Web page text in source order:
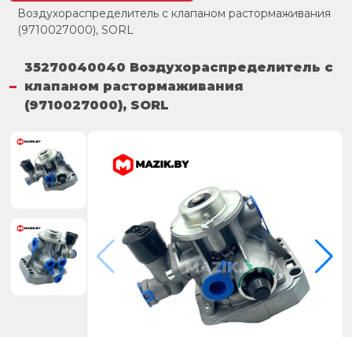
Воздухораспределитель с клапаном растормаживания
(9710027000), SORL
35270040040 Воздухораспределитель с
клапаном растормаживания
(9710027000), SORL